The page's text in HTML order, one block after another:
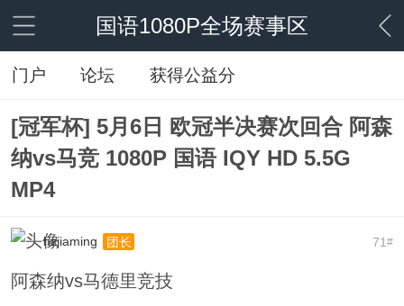
国语1080P全场赛事区
门户 论坛 获得公益分
[冠军杯] 5月6日 欧冠半决赛次回合 阿森
纳vs马竞 1080P 国语 IQY HD 5.5G
MP4
71#
hzjiaming 团长
阿森纳vs马德里竞技